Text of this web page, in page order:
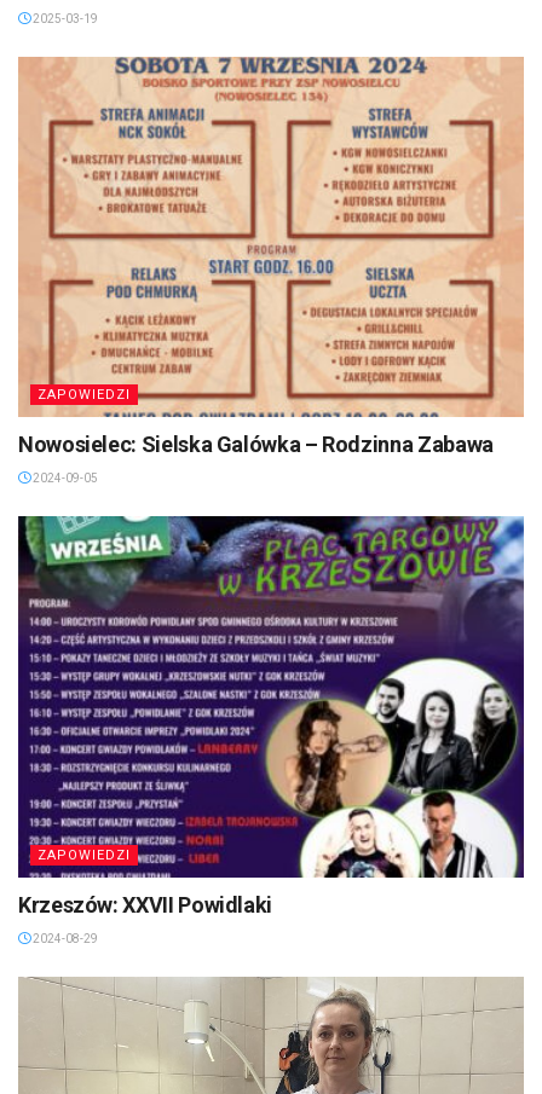
2025-03-19
ZAPOWIEDZI
Nowosielec: Sielska Galówka – Rodzinna Zabawa
2024-09-05
ZAPOWIEDZI
Krzeszów: XXVII Powidlaki
2024-08-29